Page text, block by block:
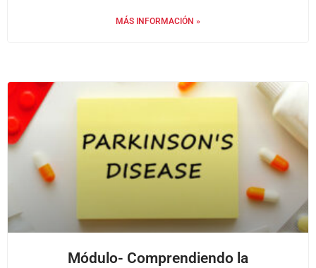
MÁS INFORMACIÓN »
Módulo- Comprendiendo la